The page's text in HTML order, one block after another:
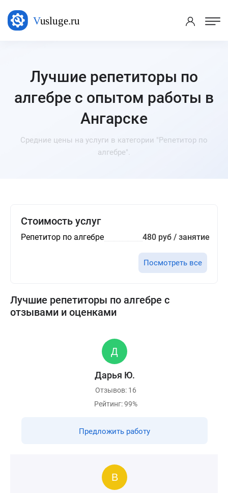
Лучшие репетиторы по
алгебре с опытом работы в
Ангарске
Средние цены на услуги в категории "Репетитор по
алгебре".
Стоимость услуг
Репетитор по алгебре 480 руб / занятие
Посмотреть все
Лучшие репетиторы по алгебре с
отзывами и оценками
Дарья Ю.
Отзывов: 16
Рейтинг: 99%
Предложить работу